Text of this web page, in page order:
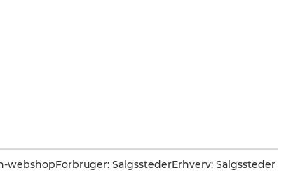
webshopForbruger: SalgsstederErhverv: Salgssteder